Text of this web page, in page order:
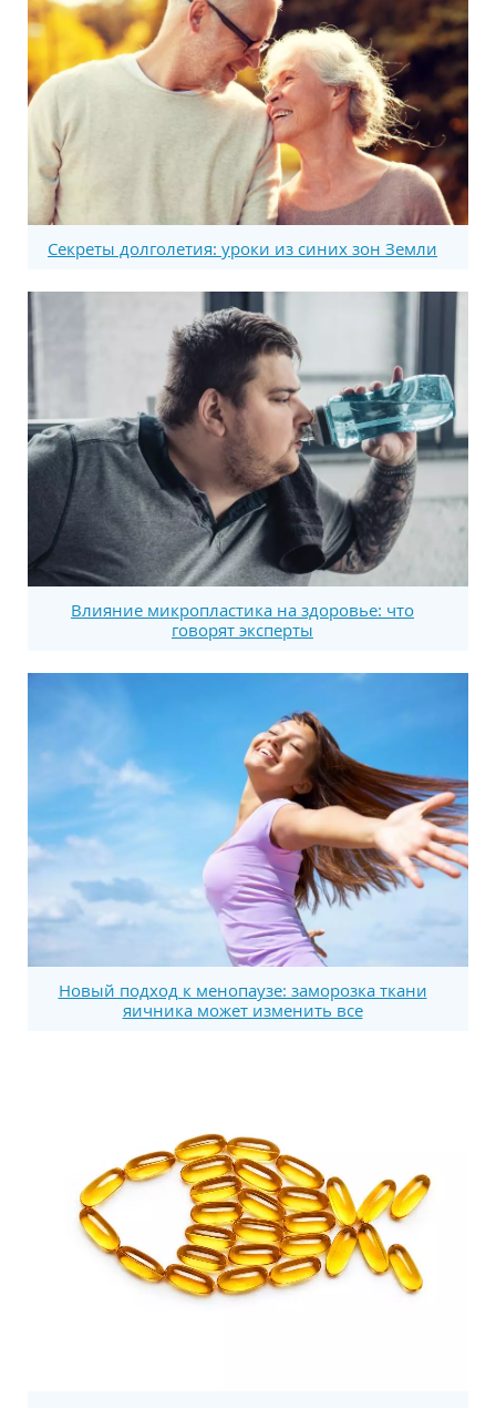
Секреты долголетия: уроки из синих зон Земли
Влияние микропластика на здоровье: что
говорят эксперты
Новый подход к менопаузе: заморозка ткани
яичника может изменить все